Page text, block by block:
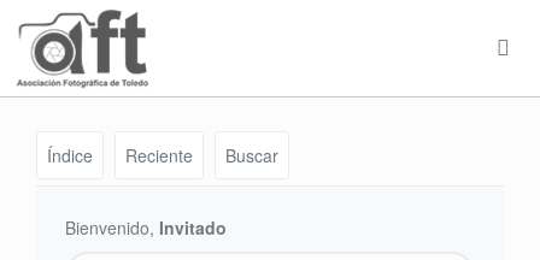
Índice Reciente Buscar
Bienvenido, Invitado